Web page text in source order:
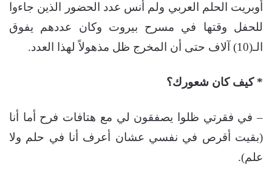
أوبريت الحلم العربي ولم أنس عدد الحضور الذين جاءوا
للحفل وقتها في مسرح بيروت وكان عددهم يفوق
الـ(10) آلاف حتى أن المخرج ظل مذهولاً لهذا العدد.
* كيف كان شعورك؟
– في فقرتي ظلوا يصفقون لي مع هتافات فرح أما أنا
(بقيت أقرص في نفسي عشان أعرف أنا في حلم ولا
علم).